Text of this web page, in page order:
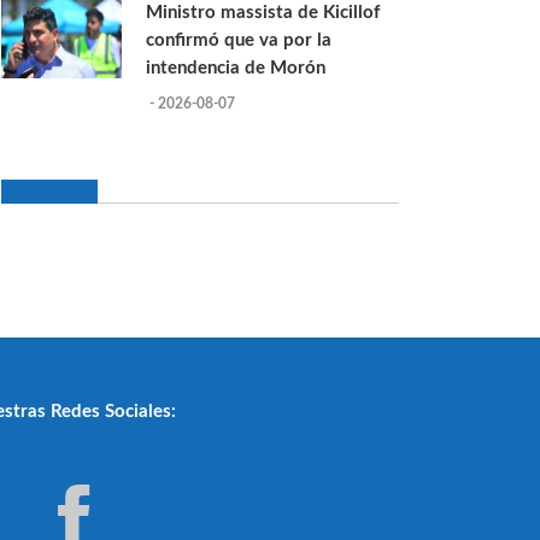
Ministro massista de Kicillof
confirmó que va por la
intendencia de Morón
- 2026-08-07
Redes Sociales: